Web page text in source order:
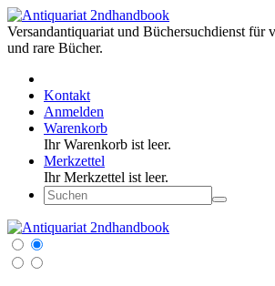
Versandantiquariat und Büchersuchdienst für
und rare Bücher.
Kontakt
Anmelden
Warenkorb
Ihr Warenkorb ist leer.
Merkzettel
Ihr Merkzettel ist leer.